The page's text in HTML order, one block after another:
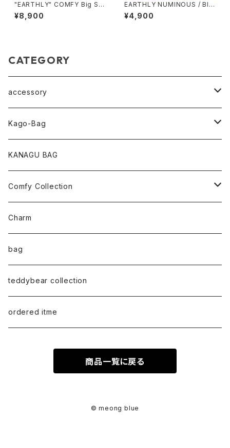
"EARTHLY" COMFY Big Sil
houette Hoodie / White
¥8,900
EARTHLY NUMINOUS / BIG
loose TEE
¥4,900
CATEGORY
accessory
pearl Collection
loop Collection
necklace
bracelet
anklet
earring
Kago-Bag
Oval / onehandle
shoulder
M size
L size
ML（12ｘ8）
tote style
紅籐 / arorog / Lacak bag
KANAGU BAG
Comfy Collection
T-shirt
Long sleeve
Sweat
Charm
bag
teddybear collection
ordered itme
商品一覧に戻る
© meong blue